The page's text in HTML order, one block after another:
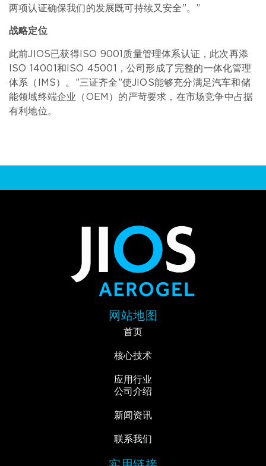
两项认证确保我们的发展既可持续又安全”。”
战略定位
此前JIOS已获得ISO 9001质量管理体系认证，此次再添
ISO 14001和ISO 45001，公司形成了完整的一体化管理
体系（IMS）。”三证齐全”使JIOS能够充分满足汽车和储
能领域终端企业（OEM）的严苛要求，在市场竞争中占据
有利地位。
网站地图
首页
核心技术
应用行业
公司介绍
新闻资讯
联系我们